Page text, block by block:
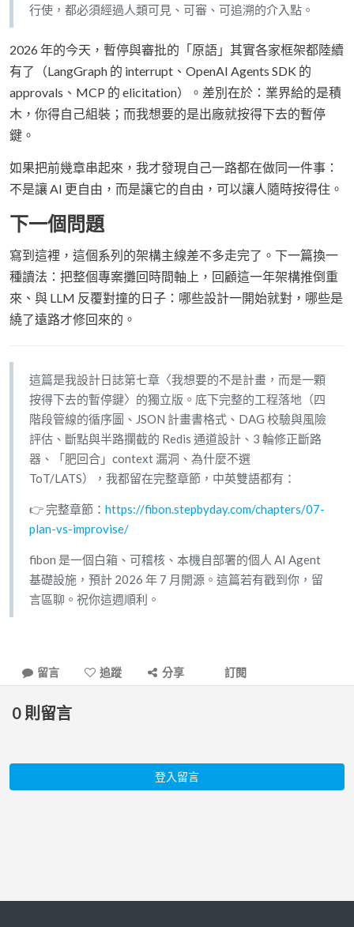
行使，都必須經過人類可見、可審、可追溯的介入點。
2026 年的今天，暫停與審批的「原語」其實各家框架都陸續
有了（LangGraph 的 interrupt、OpenAI Agents SDK 的
approvals、MCP 的 elicitation）。差別在於：業界給的是積
木，你得自己組裝；而我想要的是出廠就按得下去的暫停
鍵。
如果把前幾章串起來，我才發現自己一路都在做同一件事：
不是讓 AI 更自由，而是讓它的自由，可以讓人隨時按得住。
下一個問題
寫到這裡，這個系列的架構主線差不多走完了。下一篇換一
種讀法：把整個專案攤回時間軸上，回顧這一年架構推倒重
來、與 LLM 反覆對撞的日子：哪些設計一開始就對，哪些是
繞了遠路才修回來的。
這篇是我設計日誌第七章〈我想要的不是計畫，而是一顆
按得下去的暫停鍵〉的獨立版。底下完整的工程落地（四
階段管線的循序圖、JSON 計畫書格式、DAG 校驗與風險
評估、斷點與半路攔截的 Redis 通道設計、3 輪修正斷路
器、「肥回合」context 漏洞、為什麼不選
ToT/LATS），我都留在完整章節，中英雙語都有：
👉 完整章節： https://fibon.stepbyday.com/chapters/07-
plan-vs-improvise/
fibon 是一個白箱、可稽核、本機自部署的個人 AI Agent
基礎設施，預計 2026 年 7 月開源。這篇若有戳到你，留
言區聊。祝你這週順利。
留言 追蹤 分享 訂閱
0 則留言
登入留言